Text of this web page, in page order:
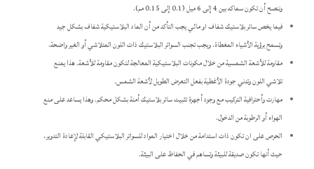
وننصح أن تكون سماكه بين 4 إلى 6 ميل (0.1 إلى 0.15 مم).
فيما يخص ساتر بلاستيك شفاف او مائي يجب التأكد من أن الماد البلاستيكية شفاف بشكل جيد
وتسمح برؤية الأشياء المغطاة. ويجب تجنب السواتر البلاستيك ذات اللون المتلاشي أو الغير واضحة.
مقاومة للأشعة الشمسية من خلال مكونات البلاستيكية المعالجة لتكون مقاومة للأشعة. هذا يمنع
تلاشي اللون وتدني جودة الأغطية بفعل التعرض الطويل لأشعة الشمس.
مهارت وأحترافية التركيب مع وجود أجهزة تثبيت ساتر بلاستيك أمنة بشكل محكم. وهذا يساعد على منع
الهواء أو الرطوبة من الدخول.
الحرص على ان تكون ذات استدامة من خلال اختيار المواد للسواتر البلاستيكي القابلة لإعادة التدوير،
حيث أنها تكون صديقة للبيئة وتساهم في الحفاظ على البيئة.